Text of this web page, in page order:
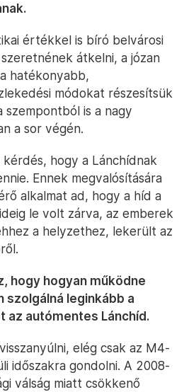
értékkel is bíró belvárosi
átkelni, a józan
hatékonyabb,
módokat részesítsük
is a nagy
a sor végén.
hogy a Lánchídnak
Ennek megvalósítására
alkalmat ad, hogy a híd a
le volt zárva, az emberek
a helyzethez, lekerült az
hogy hogyan működne
szolgálná leginkább a
az autómentes Lánchíd.
elég csak az M4-
időszakra gondolni. A 2008-
válság miatt csökkenő